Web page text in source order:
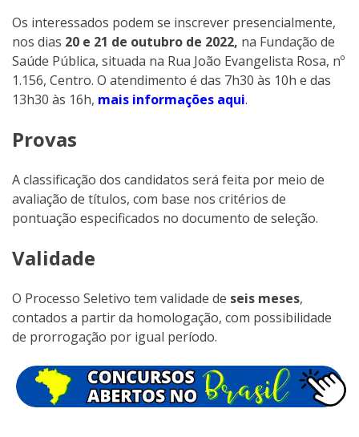
Os interessados podem se inscrever presencialmente,
nos dias 20 e 21 de outubro de 2022, na Fundação de
Saúde Pública, situada na Rua João Evangelista Rosa, nº
1.156, Centro. O atendimento é das 7h30 às 10h e das
13h30 às 16h, mais informações aqui.
Provas
A classificação dos candidatos será feita por meio de
avaliação de títulos, com base nos critérios de
pontuação especificados no documento de seleção.
Validade
O Processo Seletivo tem validade de seis meses,
contados a partir da homologação, com possibilidade
de prorrogação por igual período.